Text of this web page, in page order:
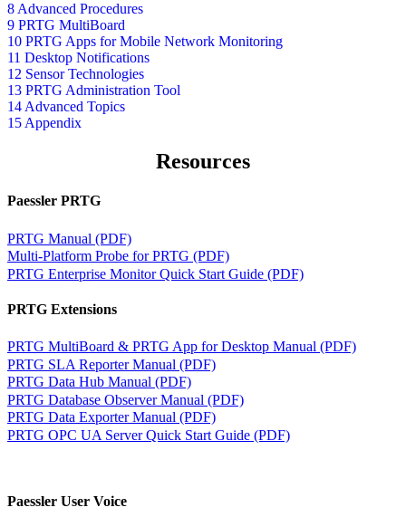
8 Advanced Procedures
9 PRTG MultiBoard
10 PRTG Apps for Mobile Network Monitoring
11 Desktop Notifications
12 Sensor Technologies
13 PRTG Administration Tool
14 Advanced Topics
15 Appendix
Resources
Paessler PRTG
PRTG Manual (PDF)
Multi-Platform Probe for PRTG (PDF)
PRTG Enterprise Monitor Quick Start Guide (PDF)
PRTG Extensions
PRTG MultiBoard & PRTG App for Desktop Manual (PDF)
PRTG SLA Reporter Manual (PDF)
PRTG Data Hub Manual (PDF)
PRTG Database Observer Manual (PDF)
PRTG Data Exporter Manual (PDF)
PRTG OPC UA Server Quick Start Guide (PDF)
Paessler User Voice